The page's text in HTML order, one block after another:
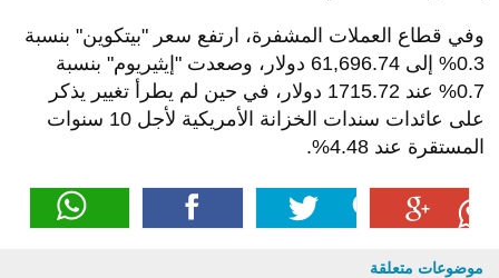
وفي قطاع العملات المشفرة، ارتفع سعر "بيتكوين" بنسبة
0.3% إلى 61,696.74 دولار، وصعدت "إيثيريوم" بنسبة
0.7% عند 1715.72 دولار، في حين لم يطرأ تغيير يذكر
على عائدات سندات الخزانة الأمريكية لأجل 10 سنوات
المستقرة عند 4.48%.
موضوعات متعلقة